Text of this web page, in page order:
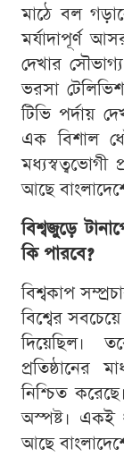
মাঠে বল
মর্যাদাপূর্ণ
দেখার
ভরসা
টিভি পর্দায়
এক বিশাল
মধ্যস্বত্বভোগী
আছে
বিশ্বজুড়ে
কি পারবে?
বিশ্বকাপ
বিশ্বের
দিয়েছিল।
প্রতিষ্ঠানের
নিশ্চিত
অস্পষ্ট। একই
আছে